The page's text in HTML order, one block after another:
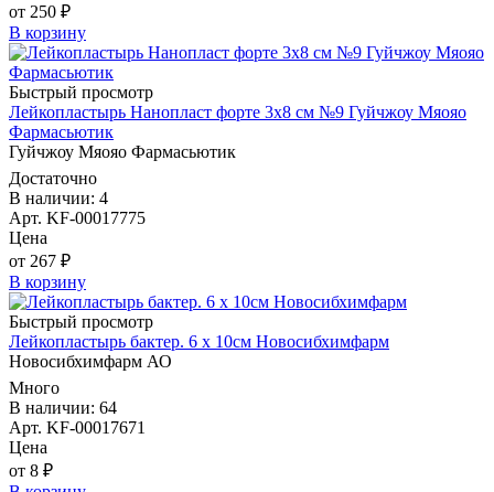
от 250 ₽
В корзину
Быстрый просмотр
Лейкопластырь Нанопласт форте 3х8 см №9 Гуйчжоу Мяояо
Фармасьютик
Гуйчжоу Мяояо Фармасьютик
Достаточно
В наличии: 4
Арт. KF-00017775
Цена
от 267 ₽
В корзину
Быстрый просмотр
Лейкопластырь бактер. 6 х 10см Новосибхимфарм
Новосибхимфарм АО
Много
В наличии: 64
Арт. KF-00017671
Цена
от 8 ₽